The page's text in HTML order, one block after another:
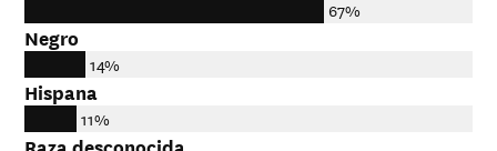
67%
Negro
14%
Hispana
11%